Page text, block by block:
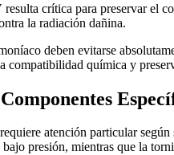
crítica para preservar el
la radiación dañina.
deben evitarse
compatibilidad química y
atención particular
bajo presión, mientras que la